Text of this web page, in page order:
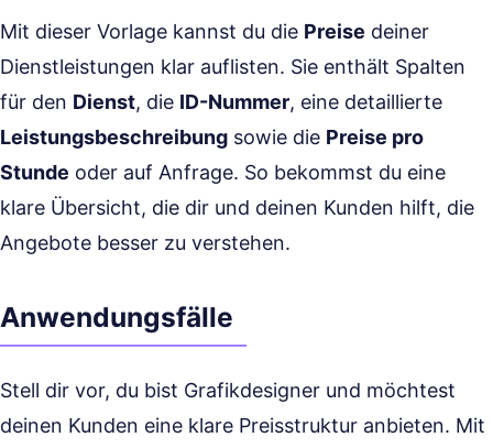
Mit dieser Vorlage kannst du die Preise deiner
Dienstleistungen klar auflisten. Sie enthält Spalten
für den Dienst, die ID-Nummer, eine detaillierte
Leistungsbeschreibung sowie die Preise pro
Stunde oder auf Anfrage. So bekommst du eine
klare Übersicht, die dir und deinen Kunden hilft, die
Angebote besser zu verstehen.
Anwendungsfälle
Stell dir vor, du bist Grafikdesigner und möchtest
deinen Kunden eine klare Preisstruktur anbieten. Mit